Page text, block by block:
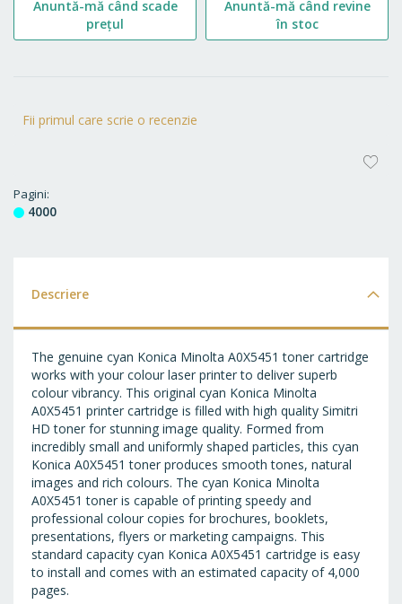
Fii primul care scrie o recenzie
Pagini
4000
Anuntă-mă când scade
prețul
Anuntă-mă când revine
în stoc
Descriere
The genuine cyan Konica Minolta A0X5451 toner cartridge
works with your colour laser printer to deliver superb
colour vibrancy. This original cyan Konica Minolta
A0X5451 printer cartridge is filled with high quality Simitri
HD toner for stunning image quality. Formed from
incredibly small and uniformly shaped particles, this cyan
Konica A0X5451 toner produces smooth tones, natural
images and rich colours. The cyan Konica Minolta
A0X5451 toner is capable of printing speedy and
professional colour copies for brochures, booklets,
presentations, flyers or marketing campaigns. This
standard capacity cyan Konica A0X5451 cartridge is easy
to install and comes with an estimated capacity of 4,000
pages.